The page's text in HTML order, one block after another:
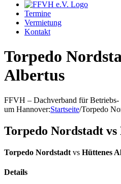
Termine
Vermietung
Kontakt
Torpedo
Albertus
FFVH – Dachverband für
um Hannover:Startseite/Torpedo
Torpedo Nordstadt
Torpedo Nordstadt vs Hüttenes
Details